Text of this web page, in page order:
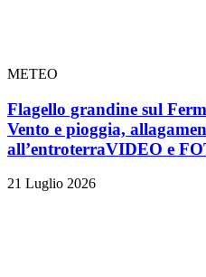
METEO
Flagello grandine sul
Vento e pioggia,
all’entroterraVIDEO e
21 Luglio 2026